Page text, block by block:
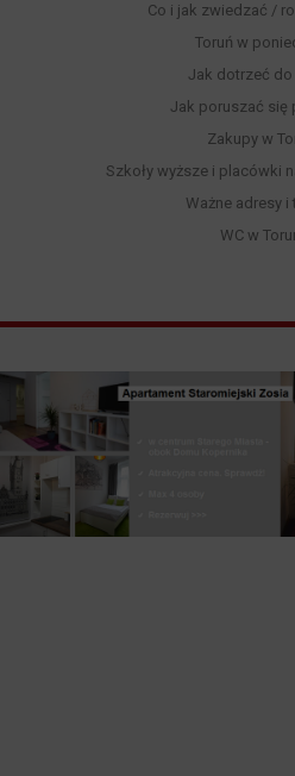
Co i jak zwiedzać /
Toruń w
Jak dotrzeć do
Jak poruszać się
Zakupy w
Szkoły wyższe i placówki
Ważne adresy i
WC w